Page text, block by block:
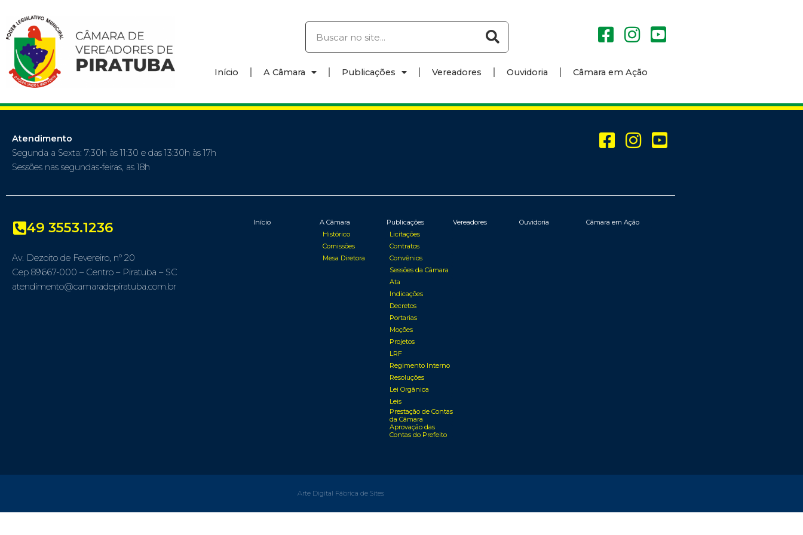
Início A Câmara Publicações Vereadores Ouvidoria Câmara em Ação
Atendimento
Segunda a Sexta: 7:30h às 11:30 e das 13:30h às 17h
Sessões nas segundas-feiras, as 18h
49 3553.1236
Av. Dezoito de Fevereiro, nº 20
Cep 89667-000 – Centro – Piratuba – SC
atendimento@camaradepiratuba.com.br
Início
A Câmara
Histórico
Comissões
Mesa Diretora
Publicações
Licitações
Contratos
Convênios
Sessões da Câmara
Ata
Indicações
Decretos
Portarias
Moções
Projetos
LRF
Regimento Interno
Resoluções
Lei Orgânica
Leis
Prestação de Contas
da Câmara
Aprovação das
Contas do Prefeito
Vereadores Ouvidoria Câmara em Ação
Arte Digital Fábrica de Sites